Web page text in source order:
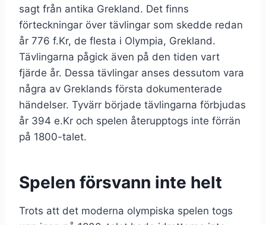
sagt från antika Grekland. Det finns
förteckningar över tävlingar som skedde redan
år 776 f.Kr, de flesta i Olympia, Grekland.
Tävlingarna pågick även på den tiden vart
fjärde år. Dessa tävlingar anses dessutom vara
några av Greklands första dokumenterade
händelser. Tyvärr började tävlingarna förbjudas
år 394 e.Kr och spelen återupptogs inte förrän
på 1800-talet.
Spelen försvann inte helt
Trots att det moderna olympiska spelen togs